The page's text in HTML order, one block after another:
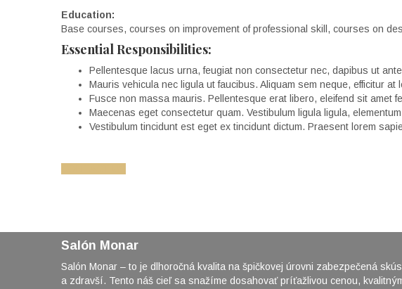
Education:
Base courses, courses on improvement of professional skill, courses on
Essential Responsibilities:
Pellentesque lacus urna, feugiat non consectetur nec, dapibus ut
Mauris vehicula nec ligula ut faucibus. Aliquam sem neque, efficitur
Fusce non massa mauris. Pellentesque erat libero, eleifend sit amet
Maecenas eget consectetur quam. Vestibulum ligula ligula,
Vestibulum tincidunt est eget ex tincidunt dictum. Praesent lorem
Salón Monar
Salón Monar – to je dlhoročná kvalita na špičkovej úrovni zabezpečená
a zdravší. Tento náš cieľ sa snažíme dosahovať príťažlivou cenou,